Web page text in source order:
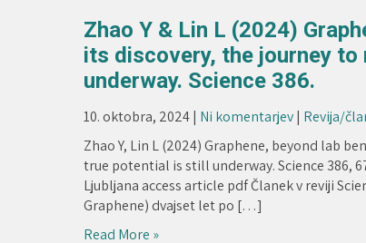
Zhao Y & Lin L (2024)
its discovery, the journey to
underway. Science 386.
10. oktobra, 2024| Ni komentarjev| Revija/
Zhao Y, Lin L (2024) Graphene, beyond lab
true potential is still underway. Science 386,
Ljubljana access article pdf Članek v reviji
Graphene) dvajset let po […]
Read More »